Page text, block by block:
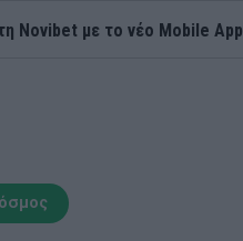
Novibet με το νέο Mobile App